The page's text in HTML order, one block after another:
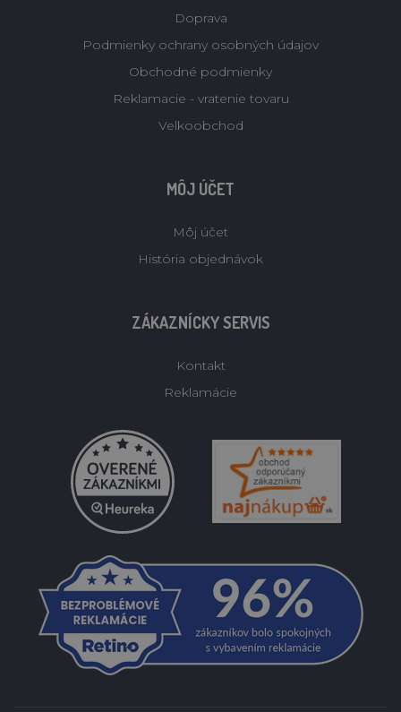
Doprava
Podmienky ochrany osobných údajov
Obchodné podmienky
Reklamacie - vratenie tovaru
Velkoobchod
MÔJ ÚČET
Môj účet
História objednávok
ZÁKAZNÍCKY SERVIS
Kontakt
Reklamácie